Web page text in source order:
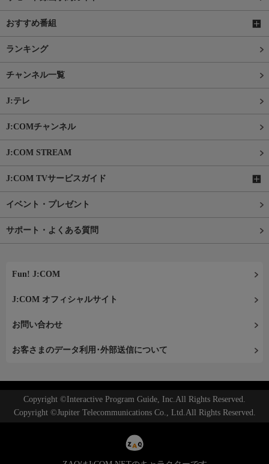
おすすめ番組
ランキング
チャンネル一覧
J:テレ
J:COMチャンネル
J:COM STREAM
J:COM TVサービスガイド
イベント・プレゼント
サポート・よくある質問
Fun! J:COM
J:COM オフィシャルサイト
お問い合わせ
お客さまのデータ利用･外部送信について
Copyright ©Interactive Program Guide, Inc.All Rights Reserved.
Copyright ©Jupiter Telecommunications Co., Ltd.All Rights Reserved.